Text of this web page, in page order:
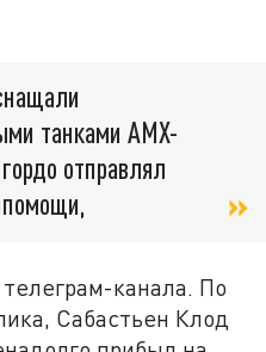
танками AMX-
отправлял
канала. По
Сабастьен Клод